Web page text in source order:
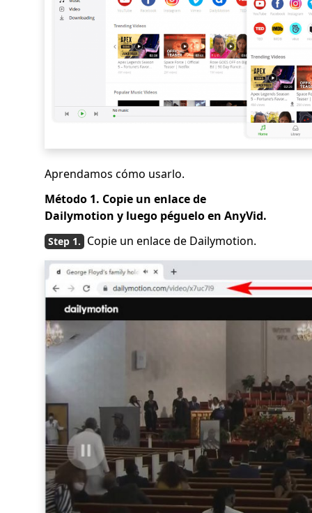
Aprendamos cómo usarlo.
Método 1. Copie un enlace de
Dailymotion y luego péguelo en AnyVid.
Copie un enlace de Dailymotion.